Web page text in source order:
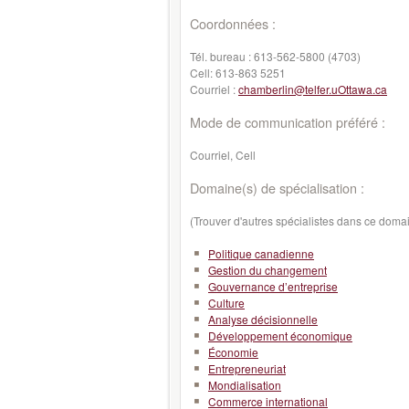
Coordonnées :
Tél. bureau :613-562-5800 (4703)
Cell:613-863 5251
Courriel :chamberlin@telfer.uOttawa.ca
Mode de communication préféré :
Courriel, Cell
Domaine(s) de spécialisation :
(Trouver d'autres spécialistes dans ce
Politique canadienne
Gestion du changement
Gouvernance d’entreprise
Culture
Analyse décisionnelle
Développement économique
Économie
Entrepreneuriat
Mondialisation
Commerce international